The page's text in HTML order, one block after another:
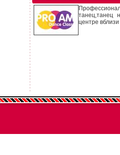
танец,танец
центре